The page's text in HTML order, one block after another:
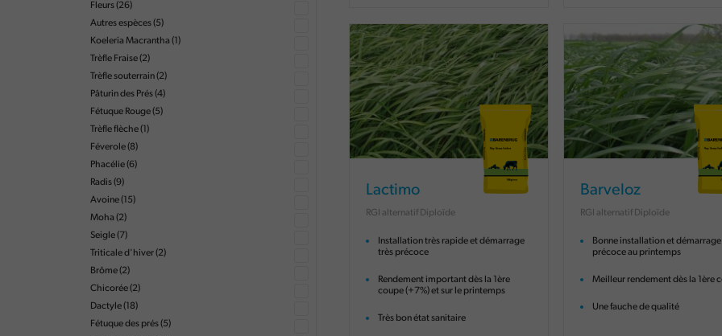
Fleurs(26)
Autres espèces(5)
Koeleria Macrantha (1)
Trèfle Fraise(2)
Trèfle souterrain(2)
Pâturin des Prés(4)
Fétuque Rouge(5)
Trèfle flèche(1)
Féverole(8)
Phacélie(6)
Radis(9)
Avoine(15)
Moha (2)
Seigle(7)
Triticale d'hiver(2)
Brôme(2)
Chicorée(2)
Dactyle(18)
Fétuque des prés(5)
Lactimo
RGI alternatif Diploïde
Installation très rapide et démarrage
très précoce
Rendement important dès la 1ère
coupe (+7%) et sur le printemps
Très bon état sanitaire
Barveloz
RGI alternatif Diploïde
Bonne installation et démarrage
précoce au printemps
Meilleur rendement dès la 1ère
Une fauche de qualité